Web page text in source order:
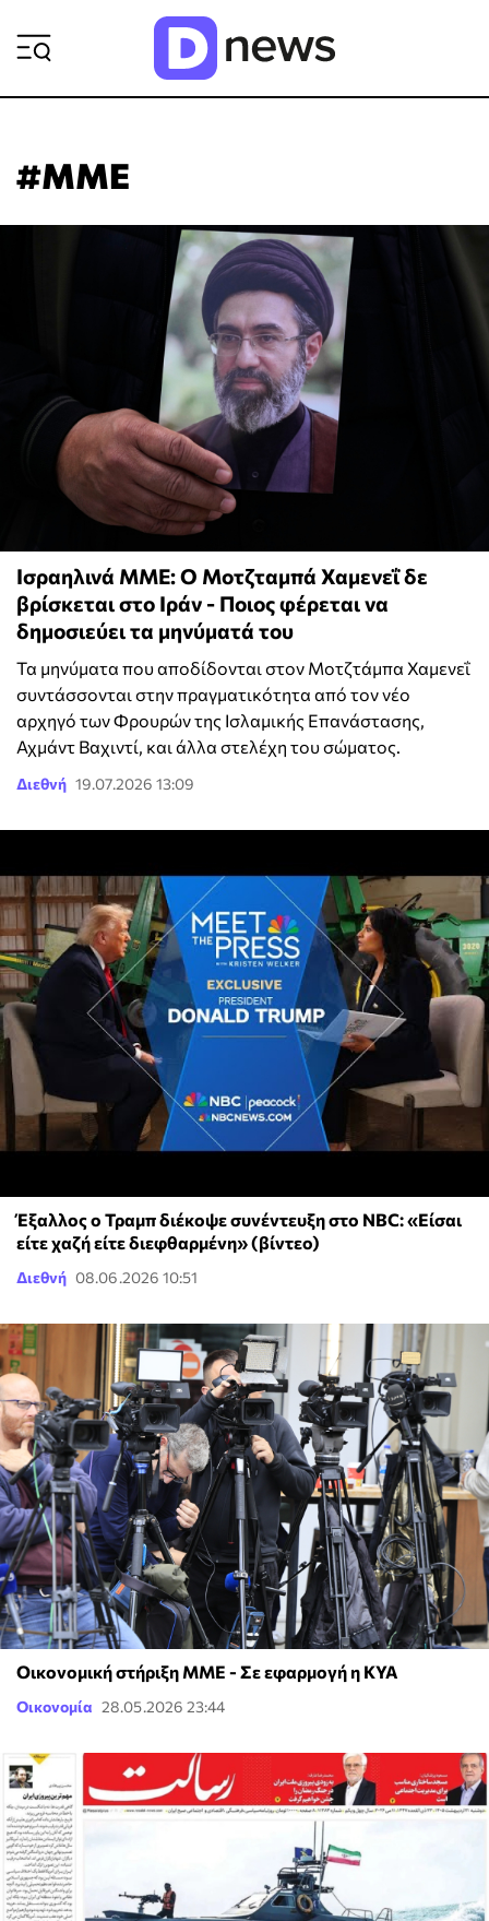
#ΜΜΕ
Ισραηλινά ΜΜΕ: Ο Μοτζταμπά Χαμενεΐ δε
βρίσκεται στο Ιράν - Ποιος φέρεται να
δημοσιεύει τα μηνύματά του
Τα μηνύματα που αποδίδονται στον Μοτζτάμπα Χαμενεΐ
συντάσσονται στην πραγματικότητα από τον νέο
αρχηγό των Φρουρών της Ισλαμικής Επανάστασης,
Αχμάντ Βαχιντί, και άλλα στελέχη του σώματος.
Διεθνή 19.07.2026 13:09
Έξαλλος ο Τραμπ διέκοψε συνέντευξη στο NBC: «Είσαι
είτε χαζή είτε διεφθαρμένη» (βίντεο)
Διεθνή 08.06.2026 10:51
Οικονομική στήριξη ΜΜΕ - Σε εφαρμογή η ΚΥΑ
Οικονομία 28.05.2026 23:44